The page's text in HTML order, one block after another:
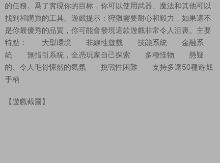
的任務。爲了實現你的目标，你可以使用武器、魔法和其他可以
找到和購買的工具。遊戲提示：狩獵需要耐心和毅力，如果這不
是你最優秀的品質，你可能會發現這款遊戲非常令人沮喪。主要
特點： 大型環境 非線性遊戲 技能系統 金融系
統 無指引系統，全憑玩家自己探索 多種怪物 懸疑
的、令人毛骨悚然的氣氛 挑戰性困難 支持多達50種遊戲
手柄
【遊戲截圖】